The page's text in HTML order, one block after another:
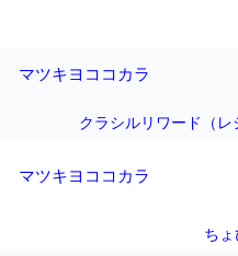
マツキヨココカラ
クラシルリワード（レ
マツキヨココカラ
ち